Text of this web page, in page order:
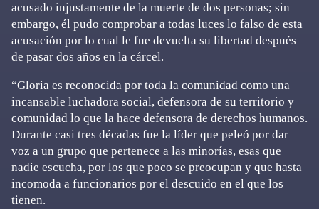
acusado injustamente de la muerte de dos personas; sin
embargo, él pudo comprobar a todas luces lo falso de esta
acusación por lo cual le fue devuelta su libertad después
de pasar dos años en la cárcel.
“Gloria es reconocida por toda la comunidad como una
incansable luchadora social, defensora de su territorio y
comunidad lo que la hace defensora de derechos humanos.
Durante casi tres décadas fue la líder que peleó por dar
voz a un grupo que pertenece a las minorías, esas que
nadie escucha, por los que poco se preocupan y que hasta
incomoda a funcionarios por el descuido en el que los
tienen.